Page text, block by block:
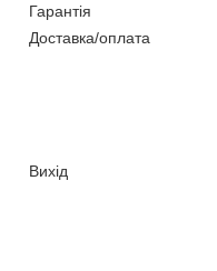
Гарантія
Доставка/оплата
Вихід